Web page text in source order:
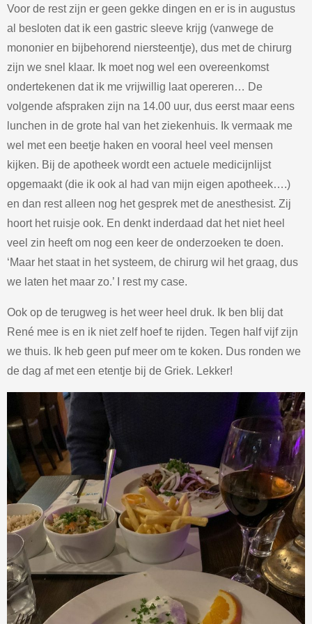
Voor de rest zijn er geen gekke dingen en er is in augustus
al besloten dat ik een gastric sleeve krijg (vanwege de
mononier en bijbehorend niersteentje), dus met de chirurg
zijn we snel klaar. Ik moet nog wel een overeenkomst
ondertekenen dat ik me vrijwillig laat opereren… De
volgende afspraken zijn na 14.00 uur, dus eerst maar eens
lunchen in de grote hal van het ziekenhuis. Ik vermaak me
wel met een beetje haken en vooral heel veel mensen
kijken. Bij de apotheek wordt een actuele medicijnlijst
opgemaakt (die ik ook al had van mijn eigen apotheek….)
en dan rest alleen nog het gesprek met de anesthesist. Zij
hoort het ruisje ook. En denkt inderdaad dat het niet heel
veel zin heeft om nog een keer de onderzoeken te doen.
‘Maar het staat in het systeem, de chirurg wil het graag, dus
we laten het maar zo.’ I rest my case.
Ook op de terugweg is het weer heel druk. Ik ben blij dat
René mee is en ik niet zelf hoef te rijden. Tegen half vijf zijn
we thuis. Ik heb geen puf meer om te koken. Dus ronden we
de dag af met een etentje bij de Griek. Lekker!